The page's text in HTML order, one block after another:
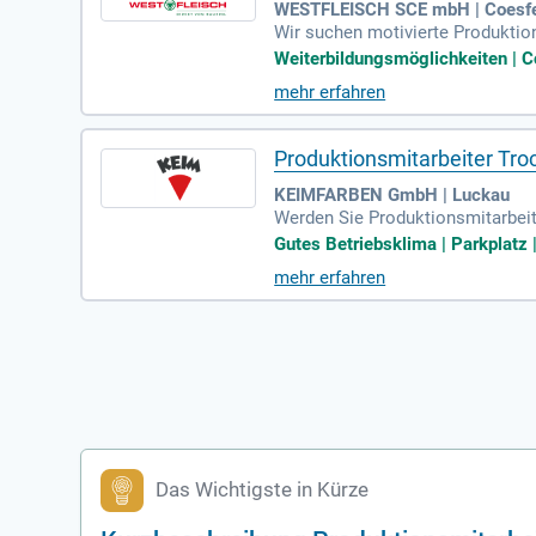
WESTFLEISCH SCE mbH |
Wir suchen motivierte
ng nach strengen Qualitäts- und
altung der Tierschutzvorgaben.
ringen Sie eine Ausbildung als
und
Weiterbildungsmöglichkeiten |
mehr erfahren
Produktionsmitarbeiter
KEIMFARBEN GmbH | Luckau
Werden Sie
eigenständige Bedienung der
n außerdem Transport- und
Ausbildung im technisch-
itsweise sind entscheidend.
Gutes Betriebsklima |
mehr erfahren
Das Wichtigste in Kürze